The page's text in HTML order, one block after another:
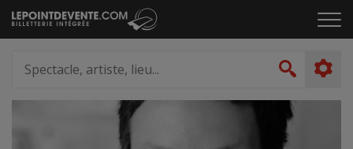
Passer
au
le
artiste,
lieu...